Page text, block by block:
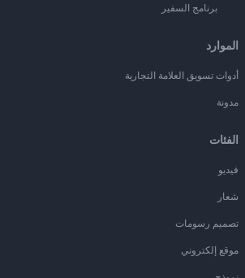
برنامج السفير
الموارد
أدوات تسويق العلامة التجارية
مدونة
الفئات
فيديو
شعار
تصميم رسومات
موقع إلكتروني